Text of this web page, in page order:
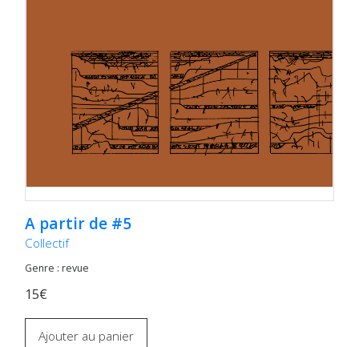
A partir de #5
Collectif
Genre : revue
15€
Ajouter au panier